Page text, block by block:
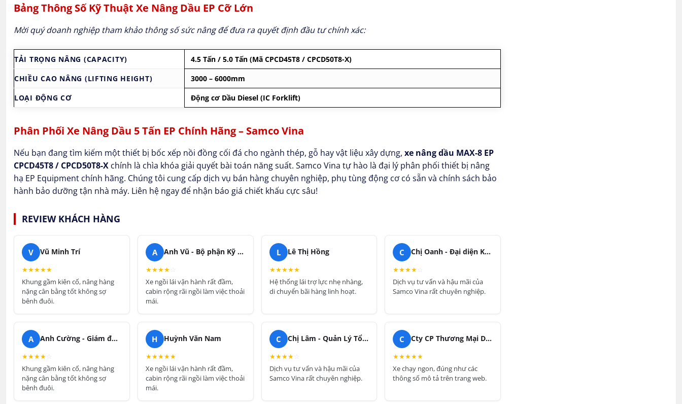
Bảng Thông Số Kỹ Thuật Xe Nâng Dầu EP Cỡ Lớn
Mời quý doanh nghiệp tham khảo thông số sức nâng để đưa ra quyết định đầu tư chính xác:
TẢI TRỌNG NÂNG (CAPACITY)
4.5 Tấn / 5.0 Tấn (Mã CPCD45T8 / CPCD50T8-X)
CHIỀU CAO NÂNG (LIFTING HEIGHT)
3000 – 6000mm
LOẠI ĐỘNG CƠ
Động cơ Dầu Diesel (IC Forklift)
Phân Phối Xe Nâng Dầu 5 Tấn EP Chính Hãng – Samco Vina
Nếu bạn đang tìm kiếm một thiết bị bốc xếp nồi đồng cối đá cho ngành thép, gỗ hay vật liệu xây dựng, xe nâng dầu MAX-8 EP
CPCD45T8 / CPCD50T8-X chính là chìa khóa giải quyết bài toán năng suất. Samco Vina tự hào là đại lý phân phối thiết bị nâng
hạ EP Equipment chính hãng. Chúng tôi cung cấp dịch vụ bán hàng chuyên nghiệp, phụ tùng động cơ có sẵn và chính sách bảo
hành bảo dưỡng tận nhà máy. Liên hệ ngay để nhận báo giá chiết khấu cực sâu!
REVIEW KHÁCH HÀNG
V
Vũ Minh Trí
★★★★★
Khung gầm kiên cố, nâng hàng
nặng cân bằng tốt không sợ
bênh đuôi.
A
Anh Vũ - Bộ phận Kỹ thuật
★★★★
Xe ngồi lái vận hành rất đầm,
cabin rộng rãi ngồi làm việc thoải
mái.
L
Lê Thị Hồng
★★★★★
Hệ thống lái trợ lực nhẹ nhàng,
di chuyển bãi hàng linh hoạt.
C
Chị Oanh - Đại diện Khách hàng Doanh nghiệp
★★★★
Dịch vụ tư vấn và hậu mãi của
Samco Vina rất chuyên nghiệp.
A
Anh Cường - Giám đốc Xưởng
★★★★
Khung gầm kiên cố, nâng hàng
nặng cân bằng tốt không sợ
bênh đuôi.
H
Huỳnh Văn Nam
★★★★★
Xe ngồi lái vận hành rất đầm,
cabin rộng rãi ngồi làm việc thoải
mái.
C
Chị Lâm - Quản Lý Tổng Kho
★★★★
Dịch vụ tư vấn và hậu mãi của
Samco Vina rất chuyên nghiệp.
C
Cty CP Thương Mại Dịch Vụ Kho Bãi
★★★★★
Xe chạy ngon, đúng như các
thông số mô tả trên trang web.